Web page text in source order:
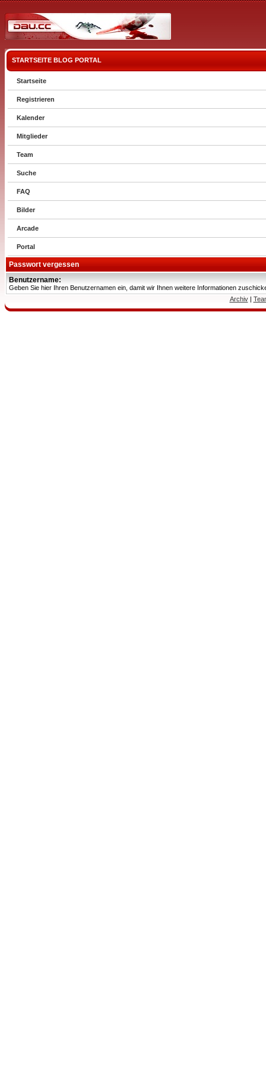
STARTSEITE BLOG PORTAL
Startseite
Registrieren
Kalender
Mitglieder
Team
Suche
FAQ
Bilder
Arcade
Portal
Passwort vergessen
Benutzername:
Geben Sie hier Ihren Benutzernamen ein, damit wir Ihnen weitere Informationen
Archiv|